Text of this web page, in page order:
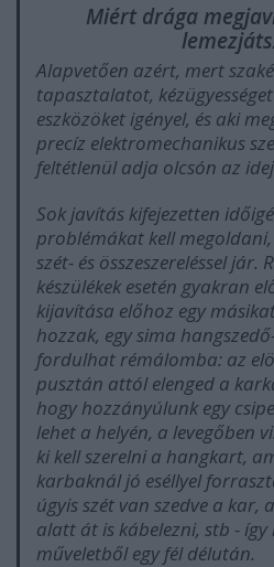
Miért drága
Alapvetően azért, mert
tapasztalatot,
eszközöket igényel, és aki
precíz elektromechanikus
feltétlenül adja olcsón az
Sok javítás kifejezetten
problémákat kell
szét- és összeszereléssel jár.
készülékek esetén gyakran
kijavítása előhoz egy
hozzak, egy sima
fordulhat rémálomba: az
pusztán attól elenged a
hogy hozzányúlunk egy
lehet a helyén, a levegőben
ki kell szerelni a hangkart,
karbaknál jó eséllyel
úgyis szét van szedve a kar,
alatt át is kábelezni, stb - így
műveletből egy fél délután.